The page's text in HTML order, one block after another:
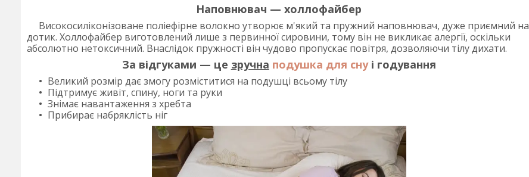
Наповнювач — холлофайбер
Високосиліконізоване поліефірне волокно утворює м'який та пружний наповнювач, дуже приємний на
дотик. Холлофайбер виготовлений лише з первинної сировини, тому він не викликає алергії, оскільки
абсолютно нетоксичний. Внаслідок пружності він чудово пропускає повітря, дозволяючи тілу дихати.
За відгуками — це зручна подушка для снуі годування
Великий розмір дає змогу розміститися на подушці всьому тілу
Підтримує живіт, спину, ноги та руки
Знімає навантаження з хребта
Прибирає набряклість ніг